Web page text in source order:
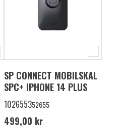
SP CONNECT MOBILSKAL
SPC+ IPHONE 14 PLUS
102655352655
499,00 kr